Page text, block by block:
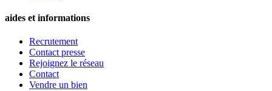
aides et informations
Recrutement
Contact presse
Rejoignez le réseau
Contact
Vendre un bien